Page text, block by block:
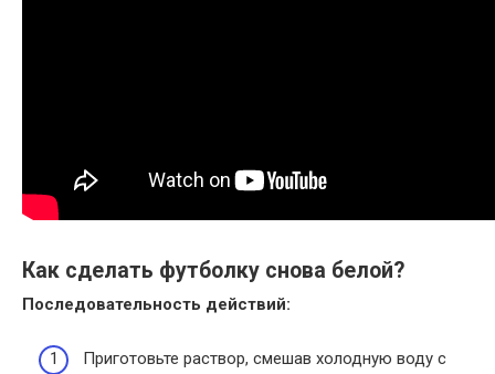
Как сделать футболку снова белой?
Последовательность действий:
Приготовьте раствор, смешав холодную воду с